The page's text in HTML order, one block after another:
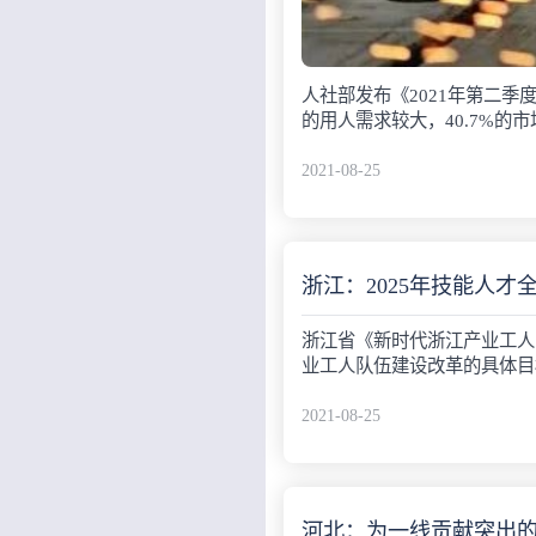
人社部发布《2021年第二季
的用人需求较大，40.7%的
2021-08-25
浙江：2025年技能人才
浙江省《新时代浙江产业工
业工人队伍建设改革的具体
2021-08-25
河北：为一线贡献突出